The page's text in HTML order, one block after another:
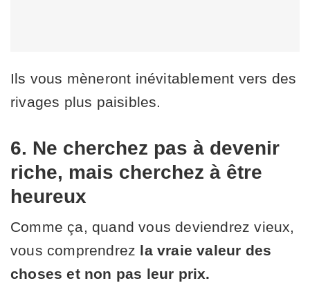
Ils vous mèneront inévitablement vers des
rivages plus paisibles.
6. Ne cherchez pas à devenir
riche, mais cherchez à être
heureux
Comme ça, quand vous deviendrez vieux,
vous comprendrez la vraie valeur des
choses et non pas leur prix.